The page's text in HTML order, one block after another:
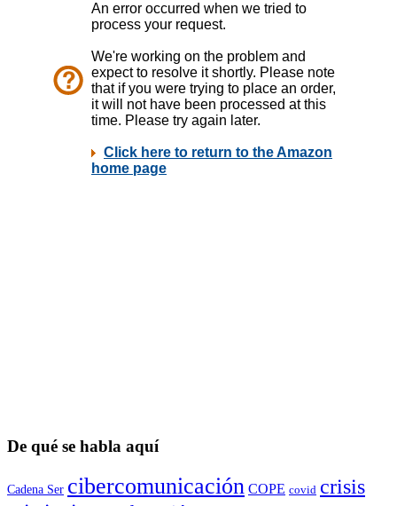
De qué se habla aquí
Cadena Ser cibercomunicación COPE covid crisis